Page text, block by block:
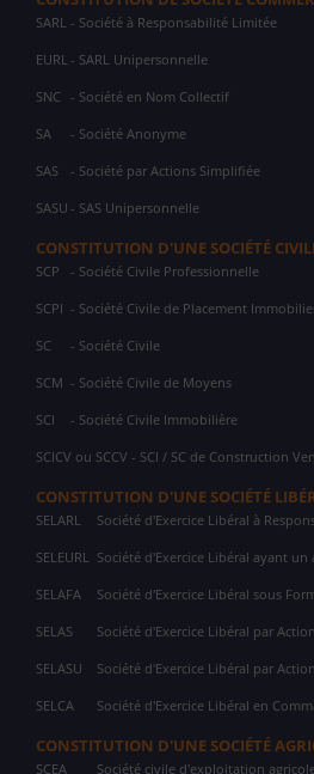
SARL - Société à Responsabilité Limitée
EURL - SARL Unipersonnelle
SNC - Société en Nom Collectif
SA - Société Anonyme
SAS - Société par Actions Simplifiée
SASU - SAS Unipersonnelle
CONSTITUTION D'UNE SOCIÉTÉ
SCP - Société Civile Professionnelle
SCPI - Société Civile de Placement
SC - Société Civile
SCM - Société Civile de Moyens
SCI - Société Civile Immobilière
SCICV ou SCCV - SCI / SC de Construction
CONSTITUTION D'UNE SOCIÉTÉ
SELARL Société d'Exercice Libéral à
SELEURL Société d'Exercice Libéral ayant un
SELAFA Société d'Exercice Libéral sous
SELAS Société d'Exercice Libéral par
SELASU Société d'Exercice Libéral par
SELCA Société d'Exercice Libéral en
CONSTITUTION D'UNE SOCIÉTÉ
SCEA Société civile d'exploitation